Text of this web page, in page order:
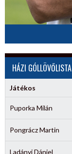
HÁZI GÓLLÖVŐLISTA
Játékos
Puporka Milán
Pongrácz Martin
Ladányi Dániel